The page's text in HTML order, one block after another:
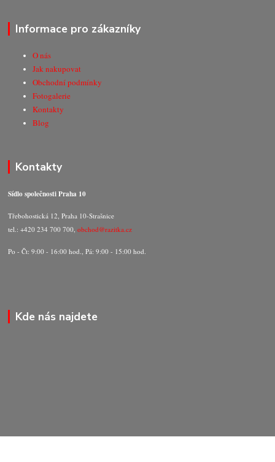
Informace pro zákazníky
O nás
Jak nakupovat
Obchodní podmínky
Fotogalerie
Kontakty
Blog
Kontakty
Sídlo společnosti Praha 10
Třebohostická 12, Praha 10-Strašnice
tel.: +420 234 700 700,obchod@razitka.cz
Po - Čt: 9:00 - 16:00 hod., Pá: 9:00 - 15:00 hod.
Kde nás najdete